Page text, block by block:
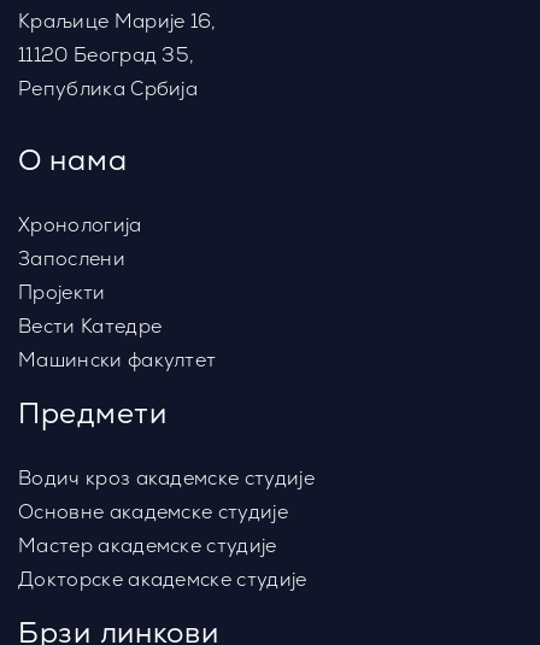
Краљице Марије 16,
11120 Београд 35,
Република Србија
О нама
Хронологија
Запослени
Пројекти
Вести Катедре
Машински факултет
Предмети
Водич кроз академске студије
Основне академске студије
Мастер академске студије
Докторске академске студије
Брзи линкови